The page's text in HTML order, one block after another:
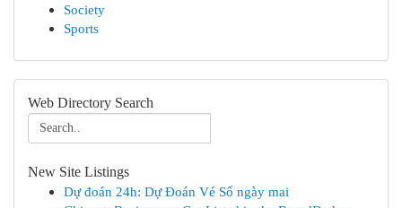
Society
Sports
Web Directory Search
New Site Listings
Dự đoán 24h: Dự Đoán Vé Số ngày mai